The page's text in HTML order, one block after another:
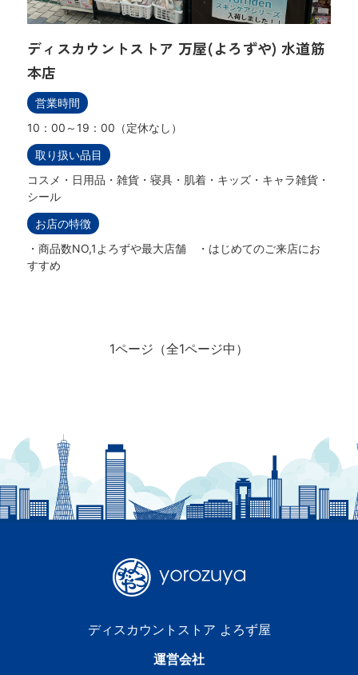
ディスカウントストア 万屋(よろずや) 水道筋
本店
営業時間
10：00～19：00（定休なし）
取り扱い品目
コスメ・日用品・雑貨・寝具・肌着・キッズ・キャラ雑貨・
シール
お店の特徴
・商品数NO,1よろずや最大店舗 ・はじめてのご来店にお
すすめ
1ページ（全1ページ中）
ディスカウントストア よろず屋
運営会社